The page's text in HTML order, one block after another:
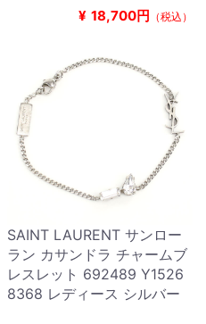
¥ 18,700円 （税込）
SAINT LAURENT サンロー
ラン カサンドラ チャームブ
レスレット 692489 Y1526
8368 レディース シルバー